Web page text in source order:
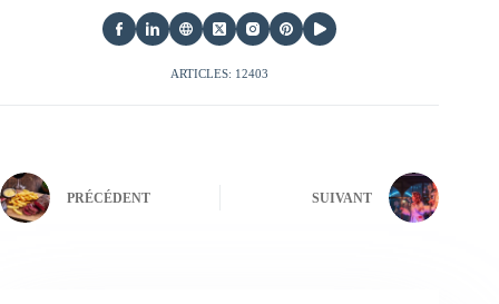
ARTICLES: 12403
PRÉCÉDENT SUIVANT